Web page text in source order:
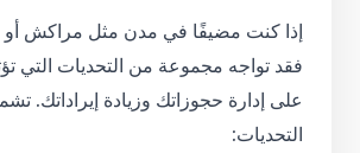
إذا كنت مضيفًا في مدن مثل مراكش أو
فقد تواجه مجموعة من التحديات التي
على إدارة حجوزاتك وزيادة إيراداتك.
التحديات: